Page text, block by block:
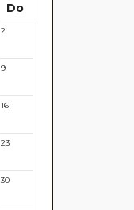
Do
2
9
16
23
30